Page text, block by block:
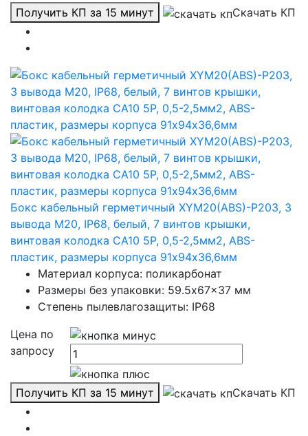
Получить КП за 15 минут Скачать КП
Бокс кабельный герметичный XYM20(ABS)-P203, 3
вывода М20, IP68, белый, 7 винтов крышки,
винтовая колодка CA10 5P, 0,5-2,5мм2, ABS-
пластик, размеры корпуса 91х94х36,6мм
Материал корпуса: поликарбонат
Размеры без упаковки: 59.5x67x37 мм
Степень пылевлагозащиты: IP68
Цена по
запросу
Получить КП за 15 минут Скачать КП